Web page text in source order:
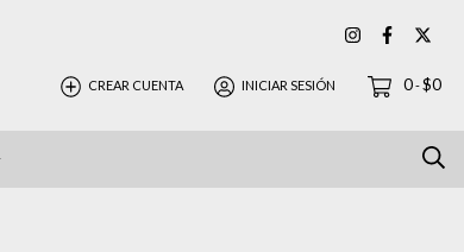
CREAR CUENTA INICIAR SESIÓN 0-$0